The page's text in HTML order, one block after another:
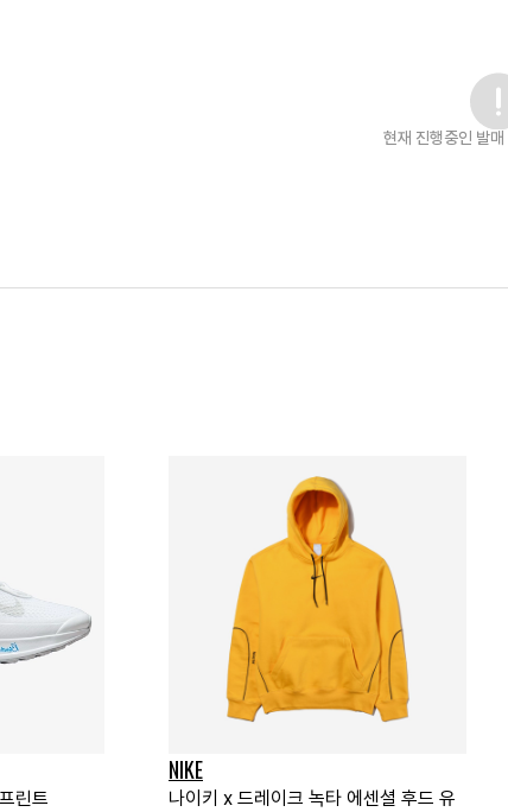
현재 진행중인 발매
린트
NIKE
나이키 x 드레이크 녹타 에센셜 후드 유